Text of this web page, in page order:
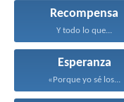
Recompensa
Y todo lo que...
Esperanza
«Porque yo sé los...